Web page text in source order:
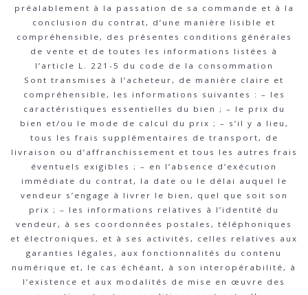
préalablement à la passation de sa commande et à la
conclusion du contrat, d’une manière lisible et
compréhensible, des présentes conditions générales
de vente et de toutes les informations listées à
l’article L. 221-5 du code de la consommation
Sont transmises à l’acheteur, de manière claire et
compréhensible, les informations suivantes : – les
caractéristiques essentielles du bien ; – le prix du
bien et/ou le mode de calcul du prix ; – s’il y a lieu,
tous les frais supplémentaires de transport, de
livraison ou d’affranchissement et tous les autres frais
éventuels exigibles ; – en l’absence d’exécution
immédiate du contrat, la date ou le délai auquel le
vendeur s’engage à livrer le bien, quel que soit son
prix ; – les informations relatives à l’identité du
vendeur, à ses coordonnées postales, téléphoniques
et électroniques, et à ses activités, celles relatives aux
garanties légales, aux fonctionnalités du contenu
numérique et, le cas échéant, à son interopérabilité, à
l’existence et aux modalités de mise en œuvre des